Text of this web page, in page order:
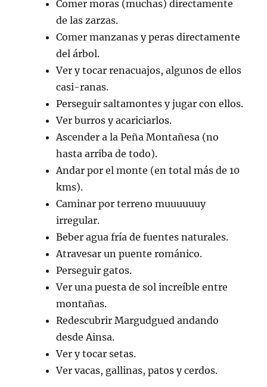
Comer moras (muchas) directamente
de las zarzas.
Comer manzanas y peras directamente
del árbol.
Ver y tocar renacuajos, algunos de ellos
casi-ranas.
Perseguir saltamontes y jugar con ellos.
Ver burros y acariciarlos.
Ascender a la Peña Montañesa (no
hasta arriba de todo).
Andar por el monte (en total más de 10
kms).
Caminar por terreno muuuuuuy
irregular.
Beber agua fría de fuentes naturales.
Atravesar un puente románico.
Perseguir gatos.
Ver una puesta de sol increíble entre
montañas.
Redescubrir Margudgued andando
desde Ainsa.
Ver y tocar setas.
Ver vacas, gallinas, patos y cerdos.